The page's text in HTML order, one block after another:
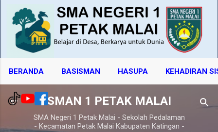
BERANDA BASISMAN HASUPA KEHADIRAN
Langsung ke konten utama
SMAN 1 PETAK MALAI
SMA Negeri 1 Petak Malai - Sekolah Pedalaman
- Kecamatan Petak Malai Kabupaten Katingan -